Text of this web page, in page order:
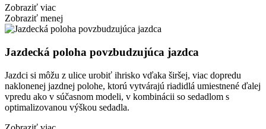
Zobraziť viac
Zobraziť menej
Jazdecká poloha povzbudzujúca jazdca
Jazdci si môžu z ulice urobiť ihrisko vďaka širšej, viac dopredu
naklonenej jazdnej polohe, ktorú vytvárajú riadidlá umiestnené ďalej
vpredu ako v súčasnom modeli, v kombinácii so sedadlom s
optimalizovanou výškou sedadla.